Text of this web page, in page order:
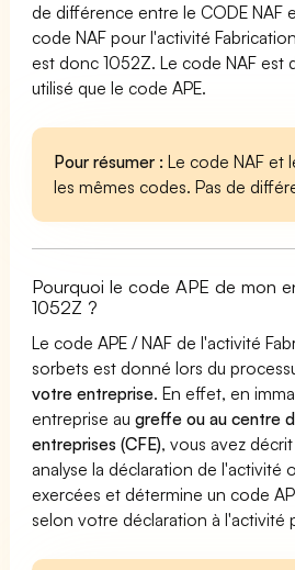
de différence entre le CODE NAF
code NAF pour l'activité
est donc 1052Z. Le code NAF est
utilisé que le code APE.
Pour résumer : Le code NAF et
les mêmes codes. Pas de
Pourquoi le code APE de mon
1052Z ?
Le code APE / NAF de l'activité
sorbets est donné lors du
votre entreprise. En effet, en
entreprise augreffe ou au centre
entreprises (CFE), vous avez
analyse la déclaration de l'activité
exercées et détermine un code
selon votre déclaration à l'activité